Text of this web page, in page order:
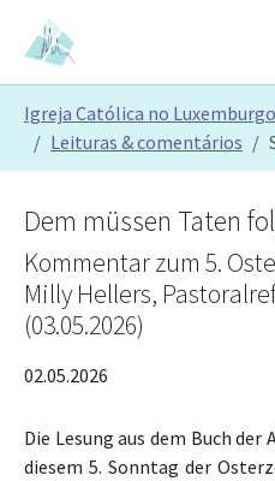
Skip to main content
Skip to page footer
Igreja Católica no Luxemburgo
Leituras & comentários
Dem müssen Taten
Kommentar zum 5.
Milly Hellers,
(03.05.2026)
02.05.2026
Die Lesung aus dem Buch
diesem 5. Sonntag der